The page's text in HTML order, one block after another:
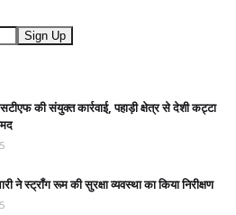
की संयुक्त कार्रवाई, पहाड़ी क्षेत्र से देशी कट्टा
ने स्ट्रॉंग रूम की सुरक्षा व्यवस्था का किया निरीक्षण